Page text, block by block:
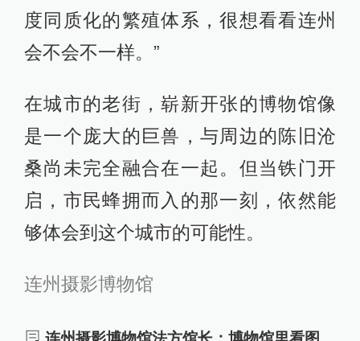
度同质化的繁殖体系，很想看看连州
会不会不一样。”
在城市的老街，崭新开张的博物馆像
是一个庞大的巨兽，与周边的陈旧沧
桑尚未完全融合在一起。但当铁门开
启，市民蜂拥而入的那一刻，依然能
够体会到这个城市的可能性。
连州摄影博物馆